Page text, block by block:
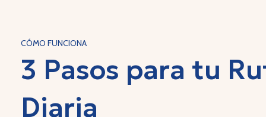
CÓMO FUNCIONA
3 Pasos para tu
Diaria